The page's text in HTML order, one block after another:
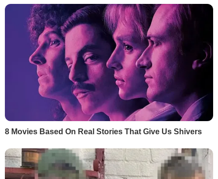
ПРИЛОЖЕНИЯ
Правила пользования сайтом и использования материалов
Политика конфиденциальности и защиты персональных данных
Договор присоединения об использовании сайта интернет-издания
"ГОРДОН"
© 2026. Все права защищены
Designed by
Все материалы, размещенные на этом сайте со ссылкой на
агентство "Интерфакс-Украина", не подлежат
любой форме, кроме как с письменного разрешения.
Все опубликованные фотоматериалыDepositphotos.uaне
подлежат дальнейшему воспроизведению и/или